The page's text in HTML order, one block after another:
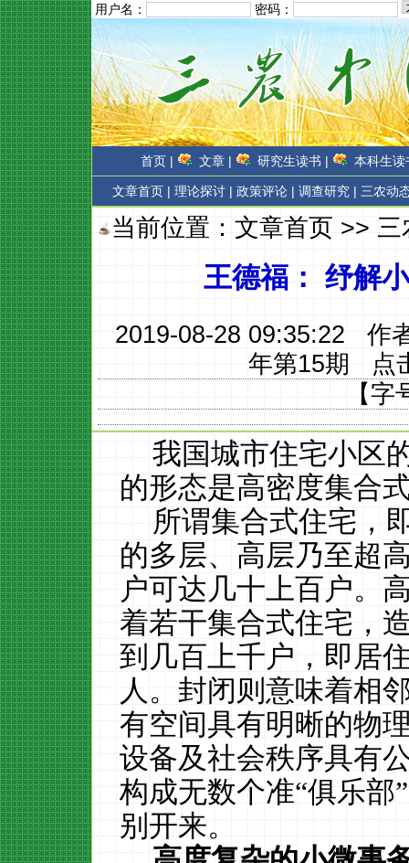
用户名： 密码：
首页 | 文章 | 研究生读书 | 本科生读
文章首页 | 理论探讨 | 政策评论 | 调查研究 | 三农动
当前位置：文章首页>>三
王德福： 纾解
2019-08-28 09:35:22 作
年第15期点
【字
我国城市住宅小区
的形态是高密度集合
所谓集合式住宅，
的多层、高层乃至超
户可达几十上百户。
着若干集合式住宅，
到几百上千户，即居
人。封闭则意味着相
有空间具有明晰的物
设备及社会秩序具有
构成无数个准“俱乐部
别开来。